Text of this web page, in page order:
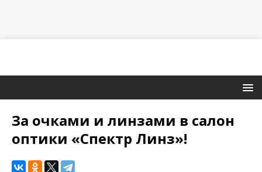
За очками и линзами в салон
оптики «Спектр Линз»!